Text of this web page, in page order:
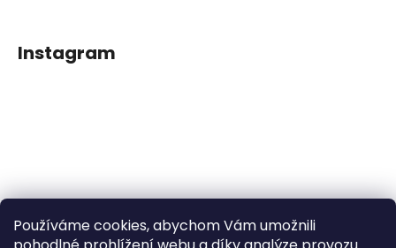
Používáme cookies, abychom Vám umožnili
Instagram
Sledovat na Instagramu